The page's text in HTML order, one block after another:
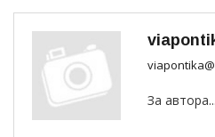
За автора...